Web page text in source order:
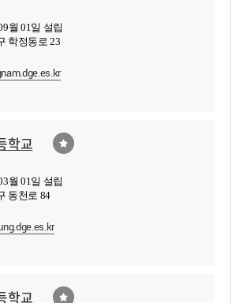
월 01일 설립
학정동로 23
학교
월 01일 설립
동천로 84
학교